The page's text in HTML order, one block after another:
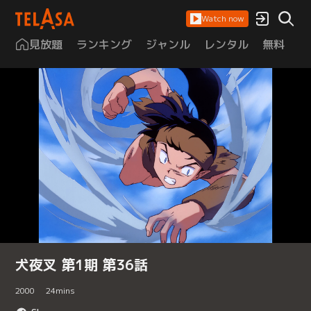
Watch now
見放題 ランキング ジャンル レンタル 無料
犬夜叉 第1期 第36話
2000 24mins